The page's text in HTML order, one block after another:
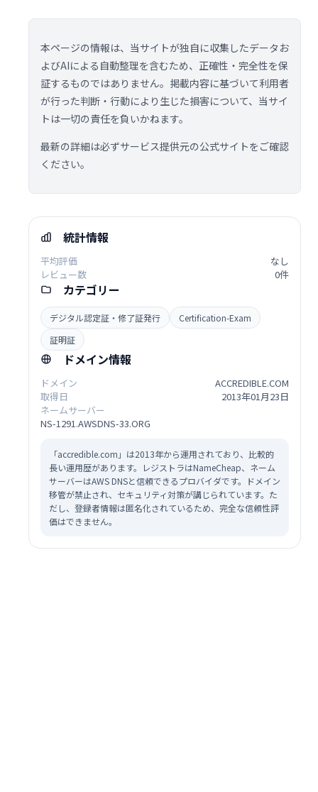
本ページの情報は、当サイトが独自に収集したデータお
よびAIによる自動整理を含むため、正確性・完全性を保
証するものではありません。掲載内容に基づいて利用者
が行った判断・行動により生じた損害について、当サイ
トは一切の責任を負いかねます。
最新の詳細は必ずサービス提供元の公式サイトをご確認
ください。
統計情報
平均評価
なし
レビュー数
0件
カテゴリー
デジタル認定証・修了証発行
Certification-Exam
証明証
ドメイン情報
ドメイン
ACCREDIBLE.COM
取得日
2013年01月23日
ネームサーバー
NS-1291.AWSDNS-33.ORG
「accredible.com」は2013年から運用されており、比較的
長い運用歴があります。レジストラはNameCheap、ネーム
サーバーはAWS DNSと信頼できるプロバイダです。ドメイン
移管が禁止され、セキュリティ対策が講じられています。た
だし、登録者情報は匿名化されているため、完全な信頼性評
価はできません。